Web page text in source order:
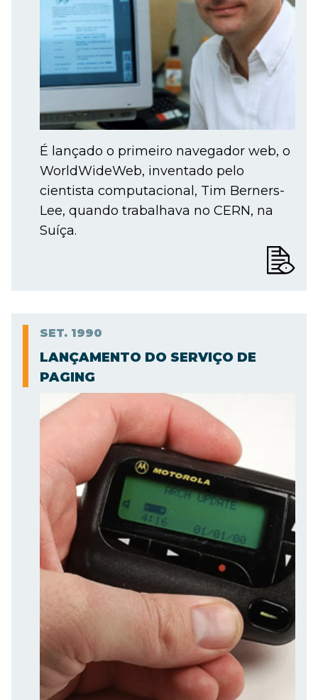
É lançado o primeiro navegador web, o
WorldWideWeb, inventado pelo
cientista computacional, Tim Berners-
Lee, quando trabalhava no CERN, na
Suíça.
SET. 1990
LANÇAMENTO DO SERVIÇO DE
PAGING